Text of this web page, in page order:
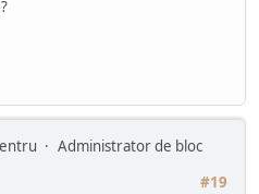
Administrator de bloc
#19